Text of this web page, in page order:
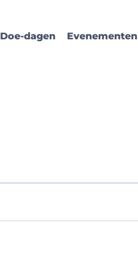
Doe-dagen Evenementen